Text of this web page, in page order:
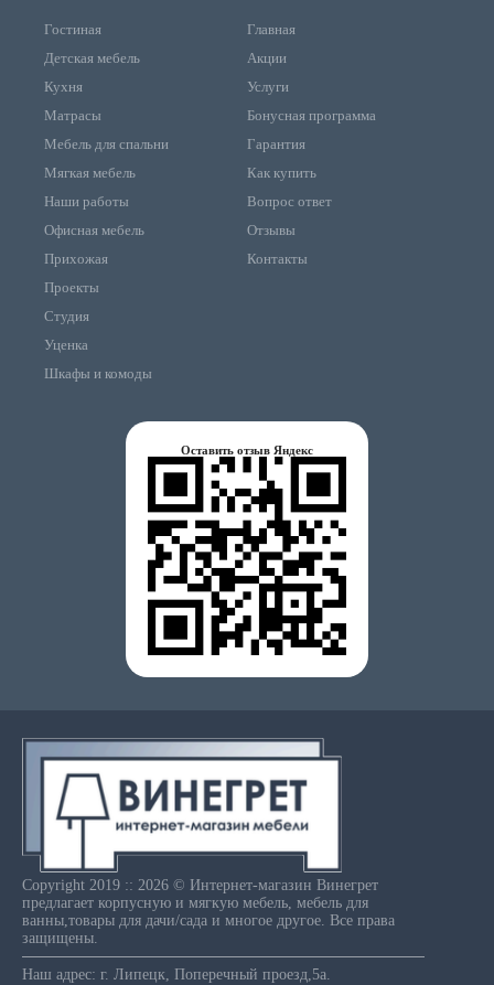
Гостиная
Детская мебель
Кухня
Матрасы
Мебель для спальни
Мягкая мебель
Наши работы
Офисная мебель
Прихожая
Проекты
Студия
Уценка
Шкафы и комоды
Главная
Акции
Услуги
Бонусная программа
Гарантия
Как купить
Вопрос ответ
Отзывы
Контакты
Оставить отзыв Яндекс
Copyright 2019 :: 2026 © Интернет-магазин Винегрет
предлагает корпусную и мягкую мебель, мебель для
ванны,товары для дачи/сада и многое другое. Все права
защищены.
Наш адрес: г. Липецк, Поперечный проезд,5а.